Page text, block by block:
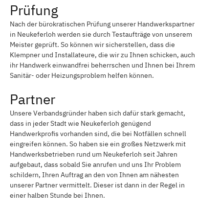
Prüfung
Nach der bürokratischen Prüfung unserer Handwerkspartner
in Neukeferloh werden sie durch Testaufträge von unserem
Meister geprüft. So können wir sicherstellen, dass die
Klempner und Installateure, die wir zu Ihnen schicken, auch
ihr Handwerk einwandfrei beherrschen und Ihnen bei Ihrem
Sanitär- oder Heizungsproblem helfen können.
Partner
Unsere Verbandsgründer haben sich dafür stark gemacht,
dass in jeder Stadt wie Neukeferloh genügend
Handwerkprofis vorhanden sind, die bei Notfällen schnell
eingreifen können. So haben sie ein großes Netzwerk mit
Handwerksbetrieben rund um Neukeferloh seit Jahren
aufgebaut, dass sobald Sie anrufen und uns Ihr Problem
schildern, Ihren Auftrag an den von Ihnen am nähesten
unserer Partner vermittelt. Dieser ist dann in der Regel in
einer halben Stunde bei Ihnen.